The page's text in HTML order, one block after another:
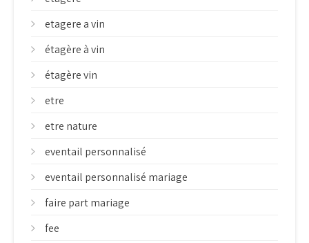
etagere a vin
étagère à vin
étagère vin
etre
etre nature
eventail personnalisé
eventail personnalisé mariage
faire part mariage
fee